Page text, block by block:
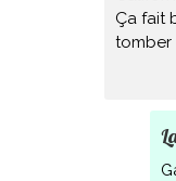
Ça fait
tomber